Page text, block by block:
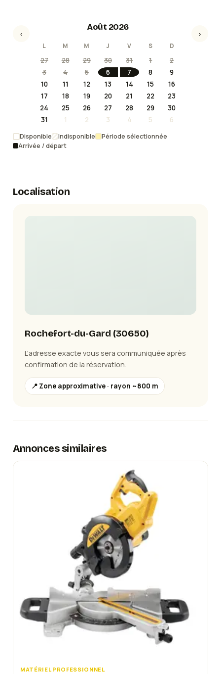
‹
Août 2026
L M M J V S D
27 28 29 30 31 1
2
3
4 5 6 7 8
9
10
11 12 13 14 15
16
17
18 19 20 21 22
23
24
25 26 27 28 29
30
31
1 2 3 4 5 6
›
Disponible Indisponible
Période sélectionnée
Arrivée / départ
Localisation
Rochefort-du-Gard (30650)
L'adresse exacte vous sera communiquée après
confirmation de la réservation.
📍 Zone approximative · rayon ~800 m
Annonces similaires
MATÉRIEL PROFESSIONNEL